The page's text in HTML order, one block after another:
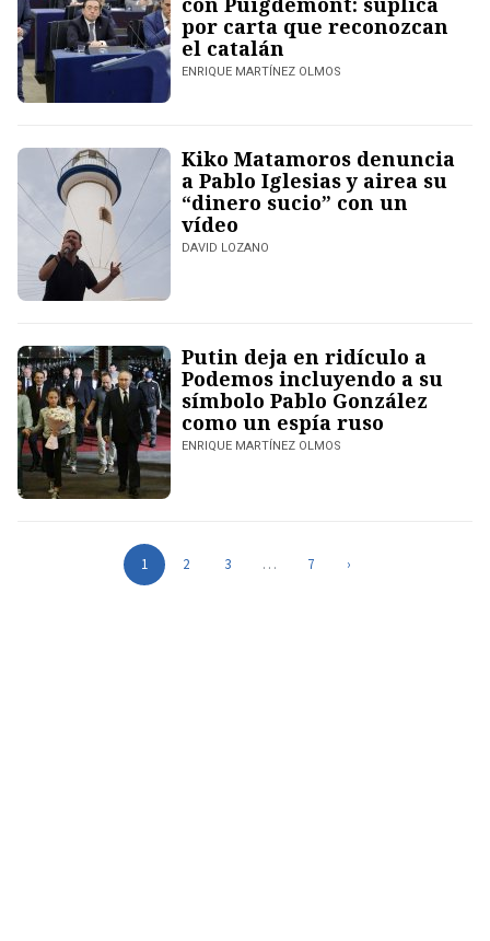
por carta que reconozcan
el catalán
ENRIQUE MARTÍNEZ OLMOS
Kiko Matamoros denuncia
a Pablo Iglesias y airea su
“dinero sucio” con un
vídeo
DAVID LOZANO
Putin deja en ridículo a
Podemos incluyendo a su
símbolo Pablo González
como un espía ruso
ENRIQUE MARTÍNEZ OLMOS
1 2 3 … 7 ›